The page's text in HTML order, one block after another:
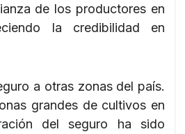
de los productores en
la credibilidad en
a otras zonas del país.
grandes de cultivos en
del seguro ha sido